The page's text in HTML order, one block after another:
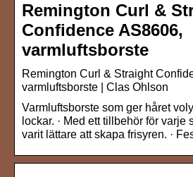
Remington Curl &
Confidence AS8606,
varmluftsborste
Remington Curl & Straight
varmluftsborste | Clas Ohlson
Varmluftsborste som ger håret
lockar. · Med ett tillbehör för varje
varit lättare att skapa frisyren. ·